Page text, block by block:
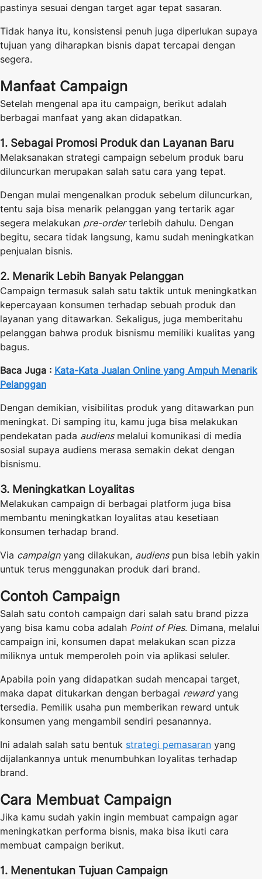
pastinya sesuai dengan target agar tepat sasaran.
Tidak hanya itu, konsistensi penuh juga diperlukan supaya
tujuan yang diharapkan bisnis dapat tercapai dengan
segera.
Manfaat Campaign
Setelah mengenal apa itu campaign, berikut adalah
berbagai manfaat yang akan didapatkan.
1. Sebagai Promosi Produk dan Layanan Baru
Melaksanakan strategi campaign sebelum produk baru
diluncurkan merupakan salah satu cara yang tepat.
Dengan mulai mengenalkan produk sebelum diluncurkan,
tentu saja bisa menarik pelanggan yang tertarik agar
segera melakukan pre-orderterlebih dahulu. Dengan
begitu, secara tidak langsung, kamu sudah meningkatkan
penjualan bisnis.
2. Menarik Lebih Banyak Pelanggan
Campaign termasuk salah satu taktik untuk meningkatkan
kepercayaan konsumen terhadap sebuah produk dan
layanan yang ditawarkan. Sekaligus, juga memberitahu
pelanggan bahwa produk bisnismu memiliki kualitas yang
bagus.
Baca Juga : Kata-Kata Jualan Online yang Ampuh Menarik
Pelanggan
Dengan demikian, visibilitas produk yang ditawarkan pun
meningkat. Di samping itu, kamu juga bisa melakukan
pendekatan pada audiensmelalui komunikasi di media
sosial supaya audiens merasa semakin dekat dengan
bisnismu.
3. Meningkatkan Loyalitas
Melakukan campaign di berbagai platform juga bisa
membantu meningkatkan loyalitas atau kesetiaan
konsumen terhadap brand.
Via campaignyang dilakukan, audienspun bisa lebih yakin
untuk terus menggunakan produk dari brand.
Contoh Campaign
Salah satu contoh campaign dari salah satu brand pizza
yang bisa kamu coba adalah Point of Pies. Dimana, melalui
campaign ini, konsumen dapat melakukan scan pizza
miliknya untuk memperoleh poin via aplikasi seluler.
Apabila poin yang didapatkan sudah mencapai target,
maka dapat ditukarkan dengan berbagai rewardyang
tersedia. Pemilik usaha pun memberikan reward untuk
konsumen yang mengambil sendiri pesanannya.
Ini adalah salah satu bentuk strategi pemasaran yang
dijalankannya untuk menumbuhkan loyalitas terhadap
brand.
Cara Membuat Campaign
Jika kamu sudah yakin ingin membuat campaign agar
meningkatkan performa bisnis, maka bisa ikuti cara
membuat campaign berikut.
1. Menentukan Tujuan Campaign